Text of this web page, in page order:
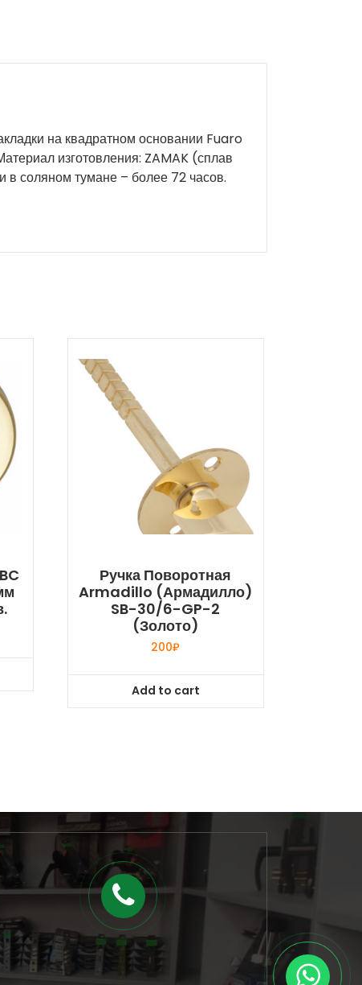
на квадратном основании Fuaro
изготовления: ZAMAK (сплав
в соляном тумане – более 72 часов.
Ручка Поворотная
Armadillo (Армадилло)
SB-30/6-GP-2
(золото)
200₽
Add to cart